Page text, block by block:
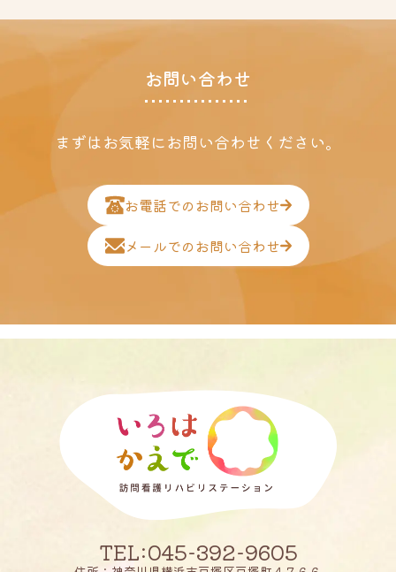
お問い合わせ
まずはお気軽にお問い合わせください。
お電話でのお問い合わせ
メールでのお問い合わせ
TEL:045-392-9605